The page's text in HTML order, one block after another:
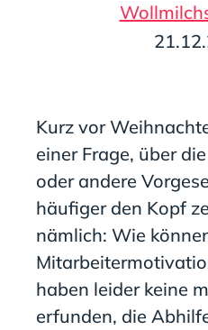
Kurz vor
einer Frage, über
oder andere
häufiger den Kopf
nämlich: Wie
haben leider keine
erfunden, die